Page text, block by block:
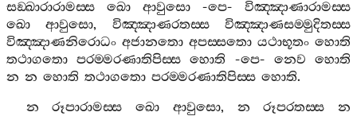
සඞ‍්ඛාරාරාමස‍්ස ඛො ආවුසො -පෙ- විඤ‍්ඤාණාරාමස‍්ස
ඛො
ආවුසො, විඤ‍්ඤාණරතස‍්ස
විඤ‍්ඤාණසම‍්මුදිතස‍්ස
විඤ‍්ඤාණනිරොධං අජානතො අපස‍්සතො යථාභූතං හොති
තථාගතො පරම‍්මරණාතිපිස‍්ස හොති -පෙ- නෙව
හොති
න න හොති තථාගතො පරම‍්මරණාතිපිස‍්ස හොති.
න
රූපාරාමස‍්ස ඛො ආවුසො, න රූපරතස‍්ස
න